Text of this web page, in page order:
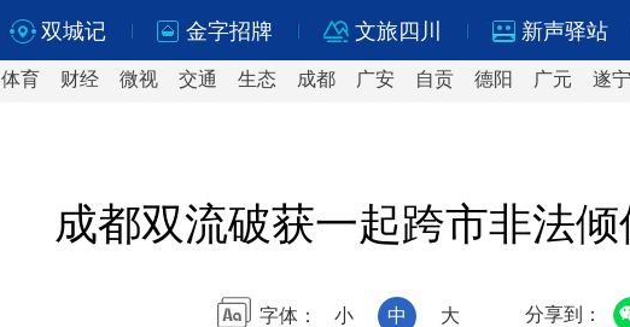
双城记 金字招牌 文旅四川 新声驿站
体育 财经 微视 交通 生态 成都 广安 自贡 德阳 广元 遂宁
成都双流破获一起跨市非法
字体： 小 中 大 分享到：